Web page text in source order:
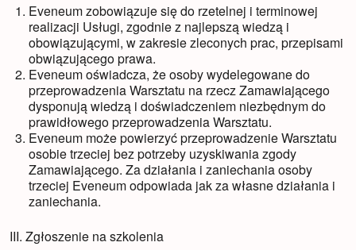
Eveneum zobowiązuje się do rzetelnej i terminowej
realizacji Usługi, zgodnie z najlepszą wiedzą i
obowiązującymi, w zakresie zleconych prac, przepisami
obwiązującego prawa.
Eveneum oświadcza, że osoby wydelegowane do
przeprowadzenia Warsztatu na rzecz Zamawiającego
dysponują wiedzą i doświadczeniem niezbędnym do
prawidłowego przeprowadzenia Warsztatu.
Eveneum może powierzyć przeprowadzenie Warsztatu
osobie trzeciej bez potrzeby uzyskiwania zgody
Zamawiającego. Za działania i zaniechania osoby
trzeciej Eveneum odpowiada jak za własne działania i
zaniechania.
III. Zgłoszenie na szkolenia